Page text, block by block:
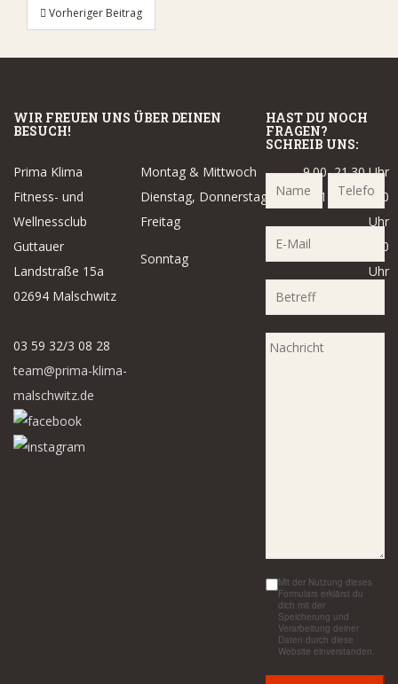
Beitragsnavigation
Vorheriger Beitrag
WIR FREUEN UNS ÜBER DEINEN
BESUCH!
Prima Klima
Fitness- und
Wellnessclub
Guttauer
Landstraße 15a
02694 Malschwitz
03 59 32/3 08 28
team@prima-klima-
malschwitz.de
Montag & Mittwoch
9.00–21.30 Uhr
Dienstag, Donnerstag &
Freitag
14.00–21.30
Uhr
Sonntag
14.00–18.00
Uhr
HAST DU NOCH
FRAGEN?
SCHREIB UNS:
Mit der Nutzung dieses
Formulars erklärst du
dich mit der
Speicherung und
Verarbeitung deiner
Daten durch diese
Website einverstanden.